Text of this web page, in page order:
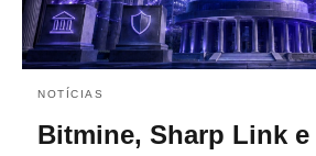
NOTÍCIAS
Bitmine, Sharp Link